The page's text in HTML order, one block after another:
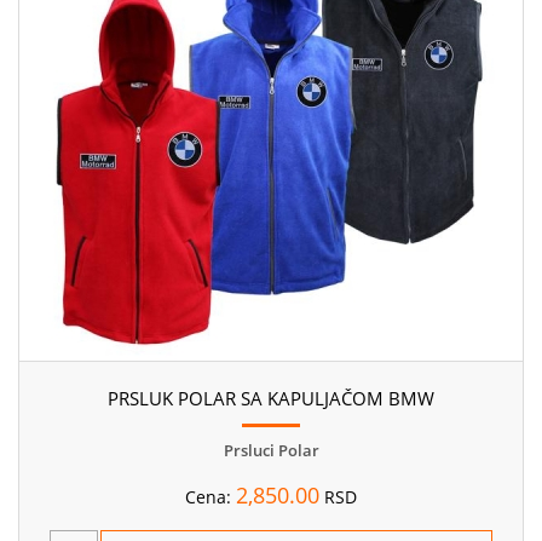
PRSLUK POLAR SA KAPULJAČOM BMW
Prsluci Polar
Cena: 2,850.00 RSD